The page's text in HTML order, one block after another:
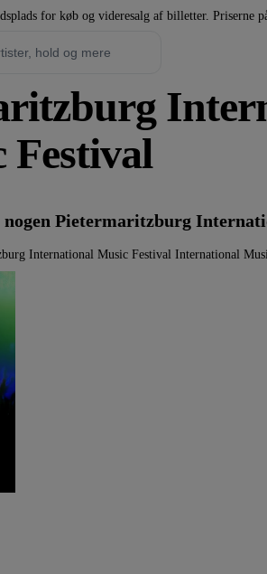
for køb og videresalg af billetter.
Pietermaritzburg
International Music Festival International